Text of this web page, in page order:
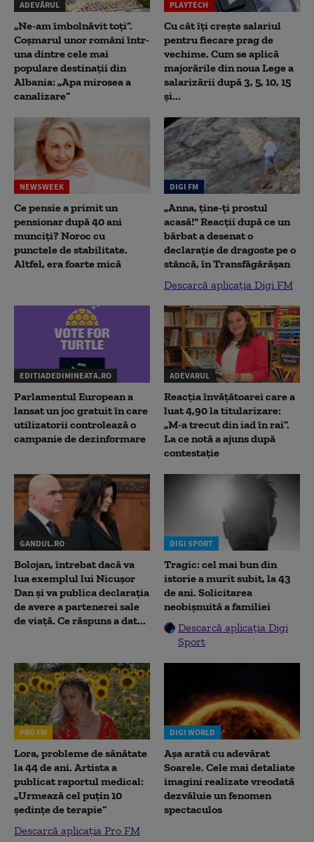
ADEVĂRUL
„Ne-am îmbolnăvit toți”.
Coșmarul unor români într-
una dintre cele mai
populare destinații din
Albania: „Apa mirosea a
canalizare”
PLAYTECH
Cu cât îți crește salariul
pentru fiecare prag de
vechime. Cum se aplică
majorările din noua Lege a
salarizării după 3, 5, 10, 15
și...
NEWSWEEK
Ce pensie a primit un
pensionar după 40 ani
munciți? Noroc cu
punctele de stabilitate.
Altfel, era foarte mică
DIGI FM
„Anna, ţine-ţi prostul
acasă!" Reacţii după ce un
bărbat a desenat o
declaraţie de dragoste pe o
stâncă, în Transfăgărăşan
Descarcă aplicația Digi FM
EDITIADEDIMINEATA.RO
Parlamentul European a
lansat un joc gratuit în care
utilizatorii controlează o
campanie de dezinformare
ADEVARUL
Reacția învățătoarei care a
luat 4,90 la titularizare:
„M-a trecut din iad în rai”.
La ce notă a ajuns după
contestație
GANDUL.RO
Bolojan, întrebat dacă va
lua exemplul lui Nicușor
Dan și va publica declarația
de avere a partenerei sale
de viață. Ce răspuns a dat...
DIGI SPORT
Tragic: cel mai bun din
istorie a murit subit, la 43
de ani. Solicitarea
neobișnuită a familiei
Descarcă aplicația Digi
Sport
PRO FM
Lora, probleme de sănătate
la 44 de ani. Artista a
publicat raportul medical:
„Urmează cel puțin 10
ședințe de terapie”
Descarcă aplicația Pro FM
DIGI WORLD
Așa arată cu adevărat
Soarele. Cele mai detaliate
imagini realizate vreodată
dezvăluie un fenomen
spectaculos